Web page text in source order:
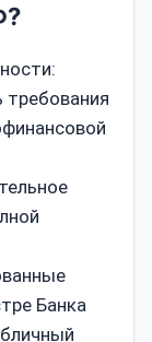
Банка